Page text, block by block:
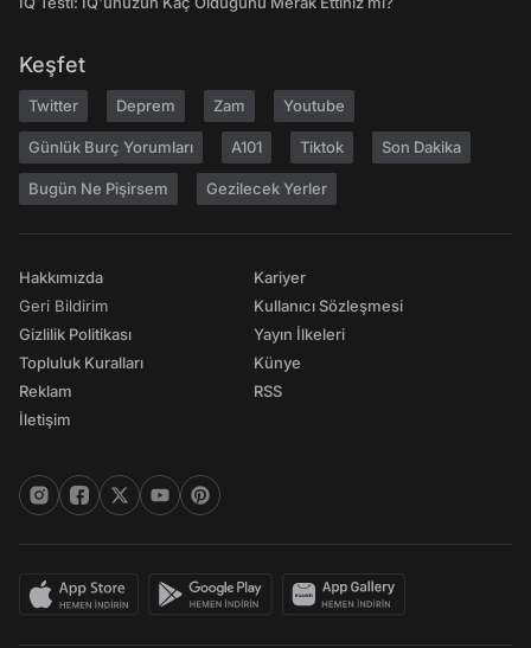
Keşfet
Twitter Deprem Zam Youtube
Günlük Burç Yorumları A101 Tiktok Son Dakika
Bugün Ne Pişirsem Gezilecek Yerler
Hakkımızda
Geri Bildirim
Gizlilik Politikası
Topluluk Kuralları
Reklam
İletişim
Kariyer
Kullanıcı Sözleşmesi
Yayın İlkeleri
Künye
RSS